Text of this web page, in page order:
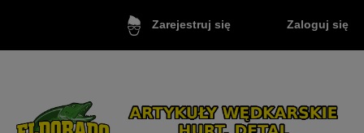
Zarejestruj się Zaloguj się